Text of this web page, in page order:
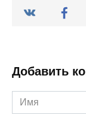
Добавить
Имя
*